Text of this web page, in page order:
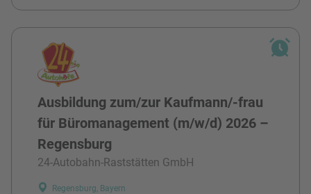
Ausbildung zum/zur Kaufmann/-frau
für Büromanagement (m/w/d) 2026 –
Regensburg
24-Autobahn-Raststätten GmbH
Regensburg, Bayern